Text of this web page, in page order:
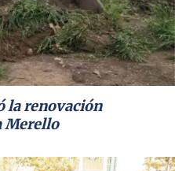
la renovación
Merello